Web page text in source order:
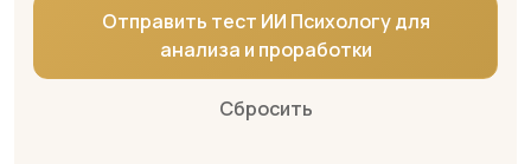
Отправить тест ИИ Психологу для
анализа и проработки
Сбросить